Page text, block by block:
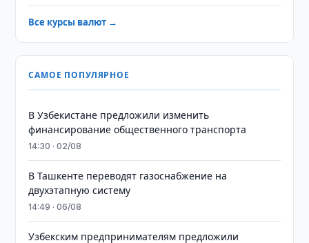
Все курсы валют →
САМОЕ ПОПУЛЯРНОЕ
В Узбекистане предложили изменить
финансирование общественного транспорта
14:30 · 02/08
В Ташкенте переводят газоснабжение на
двухэтапную систему
14:49 · 06/08
Узбекским предпринимателям предложили